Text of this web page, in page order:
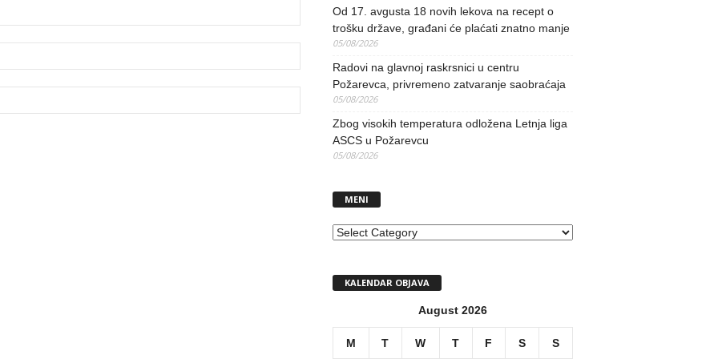
Od 17. avgusta 18 novih lekova na recept o
trošku države, građani će plaćati znatno manje
05/08/2026
Radovi na glavnoj raskrsnici u centru
Požarevca, privremeno zatvaranje saobraćaja
05/08/2026
Zbog visokih temperatura odložena Letnja liga
ASCS u Požarevcu
05/08/2026
MENI
MENI
KALENDAR OBJAVA
August 2026
M T W T F S S